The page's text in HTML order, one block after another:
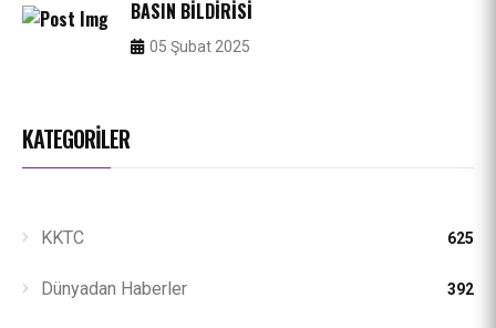
BASIN BILDIRISI
05 Şubat 2025
KATEGORILER
KKTC 625
Dünyadan Haberler 392